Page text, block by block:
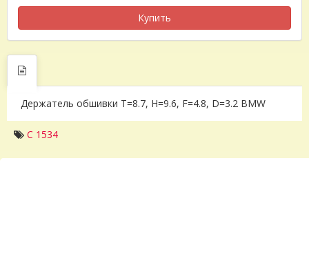
Купить
Держатель обшивки T=8.7, H=9.6, F=4.8, D=3.2 BMW
C 1534